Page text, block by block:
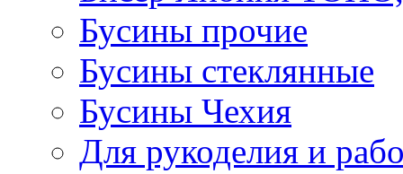
Бусины прочие
Бусины стеклянные
Бусины Чехия
Для рукоделия и